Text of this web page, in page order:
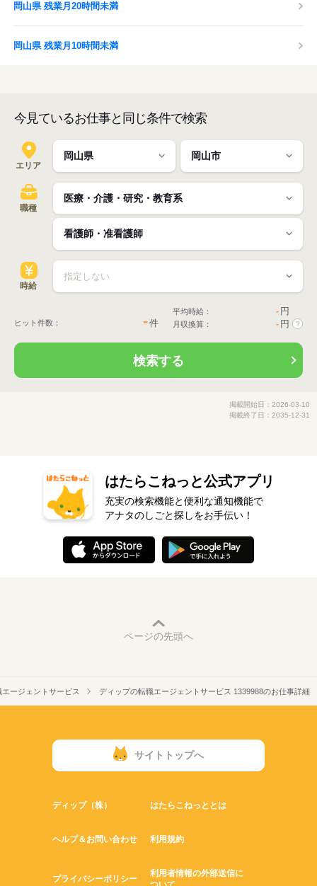
岡山県 残業月20時間未満
岡山県 残業月10時間未満
今見ているお仕事と同じ条件で検索
エリア
職種
時給
ヒット件数： -件
平均時給： - 円
月収換算： - 円 ?
検索する
掲載開始日：2026-03-10
掲載終了日：2035-12-31
はたらこねっと公式アプリ
充実の検索機能と便利な通知機能で
アナタのしごと探しをお手伝い！
ページの先頭へ
ージェントサービス ディップの転職エージェントサービス 1339988のお仕事詳細
サイトトップへ
ディップ（株） はたらこねっととは
ヘルプ＆お問い合わせ 利用規約
プライバシーポリシー
利用者情報の外部送信に